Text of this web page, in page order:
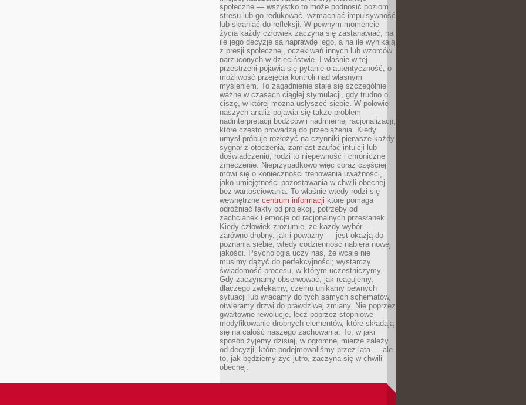
społeczne — wszystko to może podnosić poziom
stresu lub go redukować, wzmacniać impulsywność
lub skłaniać do refleksji. W pewnym momencie
życia każdy człowiek zaczyna się zastanawiać, na
ile jego decyzje są naprawdę jego, a na ile wynikają
z presji społecznej, oczekiwań innych lub wzorców
narzuconych w dzieciństwie. I właśnie w tej
przestrzeni pojawia się pytanie o autentyczność, o
możliwość przejęcia kontroli nad własnym
myśleniem. To zagadnienie staje się szczególnie
ważne w czasach ciągłej stymulacji, gdy trudno o
ciszę, w której można usłyszeć siebie. W połowie
naszych analiz pojawia się także problem
nadinterpretacji bodźców i nadmiernej racjonalizacji,
które często prowadzą do przeciążenia. Kiedy
umysł próbuje rozłożyć na czynniki pierwsze każdy
sygnał z otoczenia, zamiast zaufać intuicji lub
doświadczeniu, rodzi to niepewność i chroniczne
zmęczenie. Nieprzypadkowo więc coraz częściej
mówi się o konieczności trenowania uważności,
jako umiejętności pozostawania w chwili obecnej
bez wartościowania. To właśnie wtedy rodzi się
wewnętrzne centrum informacji które pomaga
odróżniać fakty od projekcji, potrzeby od
zachcianek i emocje od racjonalnych przesłanek.
Kiedy człowiek zrozumie, że każdy wybór —
zarówno drobny, jak i poważny — jest okazją do
poznania siebie, wtedy codzienność nabiera nowej
jakości. Psychologia uczy nas, że wcale nie
musimy dążyć do perfekcyjności; wystarczy
świadomość procesu, w którym uczestniczymy.
Gdy zaczynamy obserwować, jak reagujemy,
dlaczego zwlekamy, czemu unikamy pewnych
sytuacji lub wracamy do tych samych schematów,
otwieramy drzwi do prawdziwej zmiany. Nie poprzez
gwałtowne rewolucje, lecz poprzez stopniowe
modyfikowanie drobnych elementów, które składają
się na całość naszego zachowania. To, w jaki
sposób żyjemy dzisiaj, w ogromnej mierze zależy
od decyzji, które podejmowaliśmy przez lata — ale
to, jak będziemy żyć jutro, zaczyna się w chwili
obecnej.